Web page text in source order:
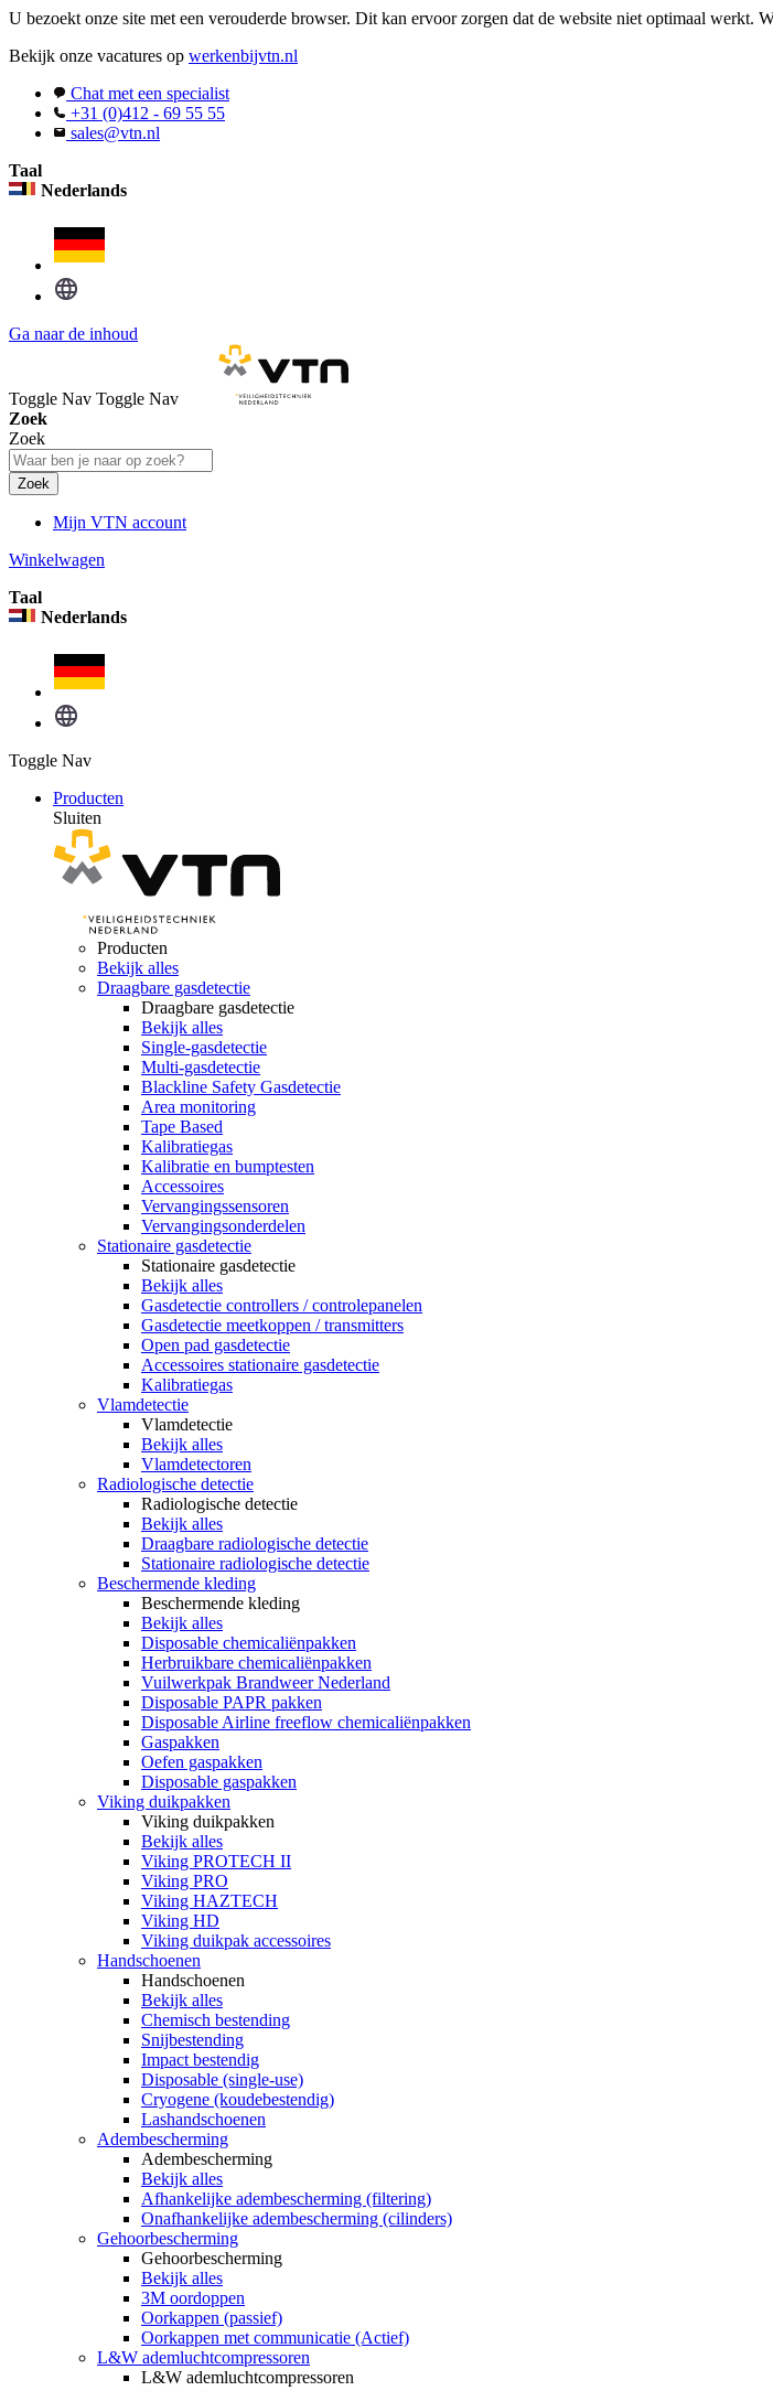
U bezoekt onze site met een verouderde browser. Dit kan ervoor zorgen dat de website niet optimaal werkt.
Bekijk onze vacatures op werkenbijvtn.nl
Chat met een specialist
+31 (0)412 - 69 55 55
sales@vtn.nl
Taal
Nederlands
Ga naar de inhoud
Toggle Nav Toggle Nav
Zoek
Zoek
Zoek
Mijn VTN account
Winkelwagen
Taal
Nederlands
Toggle Nav
Producten
Sluiten
Producten
Bekijk alles
Draagbare gasdetectie
Draagbare gasdetectie
Bekijk alles
Single-gasdetectie
Multi-gasdetectie
Blackline Safety Gasdetectie
Area monitoring
Tape Based
Kalibratiegas
Kalibratie en bumptesten
Accessoires
Vervangingssensoren
Vervangingsonderdelen
Stationaire gasdetectie
Stationaire gasdetectie
Bekijk alles
Gasdetectie controllers / controlepanelen
Gasdetectie meetkoppen / transmitters
Open pad gasdetectie
Accessoires stationaire gasdetectie
Kalibratiegas
Vlamdetectie
Vlamdetectie
Bekijk alles
Vlamdetectoren
Radiologische detectie
Radiologische detectie
Bekijk alles
Draagbare radiologische detectie
Stationaire radiologische detectie
Beschermende kleding
Beschermende kleding
Bekijk alles
Disposable chemicaliënpakken
Herbruikbare chemicaliënpakken
Vuilwerkpak Brandweer Nederland
Disposable PAPR pakken
Disposable Airline freeflow chemicaliënpakken
Gaspakken
Oefen gaspakken
Disposable gaspakken
Viking duikpakken
Viking duikpakken
Bekijk alles
Viking PROTECH II
Viking PRO
Viking HAZTECH
Viking HD
Viking duikpak accessoires
Handschoenen
Handschoenen
Bekijk alles
Chemisch bestending
Snijbestending
Impact bestendig
Disposable (single-use)
Cryogene (koudebestendig)
Lashandschoenen
Adembescherming
Adembescherming
Bekijk alles
Afhankelijke adembescherming (filtering)
Onafhankelijke adembescherming (cilinders)
Gehoorbescherming
Gehoorbescherming
Bekijk alles
3M oordoppen
Oorkappen (passief)
Oorkappen met communicatie (Actief)
L&W ademluchtcompressoren
L&W ademluchtcompressoren